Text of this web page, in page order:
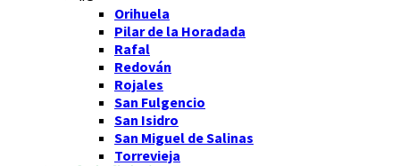
Orihuela
Pilar de la Horadada
Rafal
Redován
Rojales
San Fulgencio
San Isidro
San Miguel de Salinas
Torrevieja